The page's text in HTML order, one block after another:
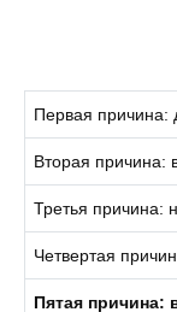
Первая причина:
Вторая причина:
Третья причина:
Четвертая
Пятая причина: